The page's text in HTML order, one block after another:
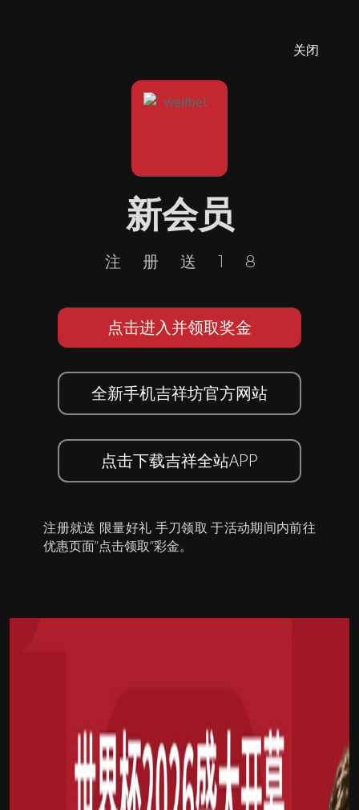
关闭
新会员
注册送18
点击进入并领取奖金
全新手机吉祥坊官方网站
点击下载吉祥全站APP
注册就送 限量好礼 手刀领取 于活动期间内前往
优惠页面”点击领取”彩金。